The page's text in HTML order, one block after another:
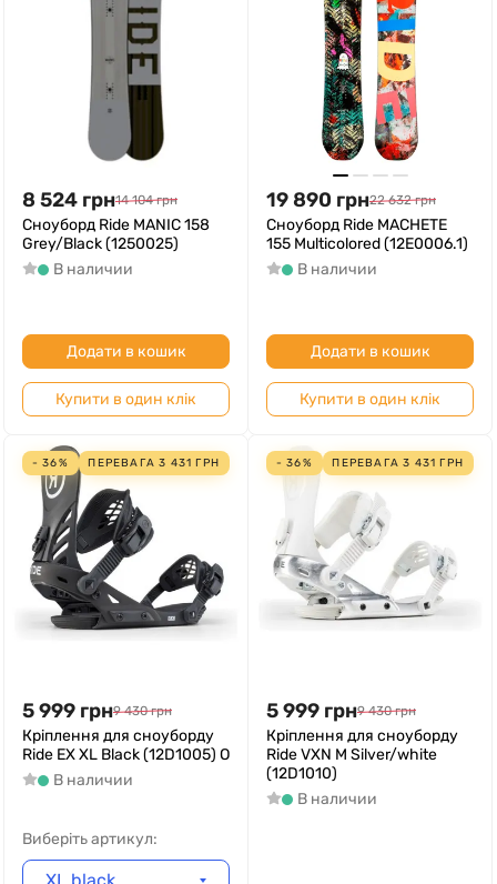
8 524 грн14 104 грн
Сноуборд Ride MANIC 158
Grey/Black (1250025)
В наличии
Додати в кошик
Купити в один клік
19 890 грн22 632 грн
Сноуборд Ride MACHETE
155 Multicolored (12E0006.1)
В наличии
Додати в кошик
Купити в один клік
- 36% ПЕРЕВАГА3 431 ГРН
5 999 грн9 430 грн
Кріплення для сноуборду
Ride EX XL Black (12D1005) O
В наличии
Виберіть артикул:
- 36% ПЕРЕВАГА3 431 ГРН
5 999 грн9 430 грн
Кріплення для сноуборду
Ride VXN M Silver/white
(12D1010)
В наличии